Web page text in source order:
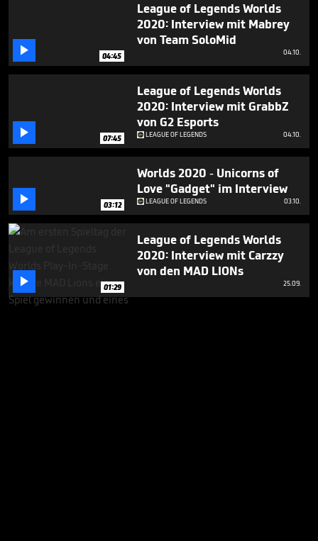
 04:45
League of Legends Worlds
2020: Interview mit Mabrey
von Team SoloMid
04.10.
 07:45
League of Legends Worlds
2020: Interview mit GrabbZ
von G2 Esports
LEAGUE OF LEGENDS 04.10.
 03:12
Worlds 2020 - Unicorns of
Love "Gadget" im Interview
LEAGUE OF LEGENDS 03.10.
 01:29
League of Legends Worlds
2020: Interview mit Carzzy
von den MAD LIONs
25.09.